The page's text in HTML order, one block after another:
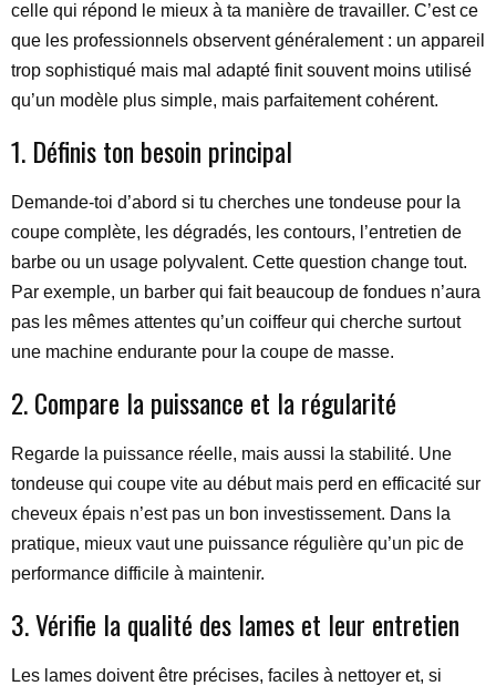
celle qui répond le mieux à ta manière de travailler. C’est ce
que les professionnels observent généralement : un appareil
trop sophistiqué mais mal adapté finit souvent moins utilisé
qu’un modèle plus simple, mais parfaitement cohérent.
1. Définis ton besoin principal
Demande-toi d’abord si tu cherches une tondeuse pour la
coupe complète, les dégradés, les contours, l’entretien de
barbe ou un usage polyvalent. Cette question change tout.
Par exemple, un barber qui fait beaucoup de fondues n’aura
pas les mêmes attentes qu’un coiffeur qui cherche surtout
une machine endurante pour la coupe de masse.
2. Compare la puissance et la régularité
Regarde la puissance réelle, mais aussi la stabilité. Une
tondeuse qui coupe vite au début mais perd en efficacité sur
cheveux épais n’est pas un bon investissement. Dans la
pratique, mieux vaut une puissance régulière qu’un pic de
performance difficile à maintenir.
3. Vérifie la qualité des lames et leur entretien
Les lames doivent être précises, faciles à nettoyer et, si